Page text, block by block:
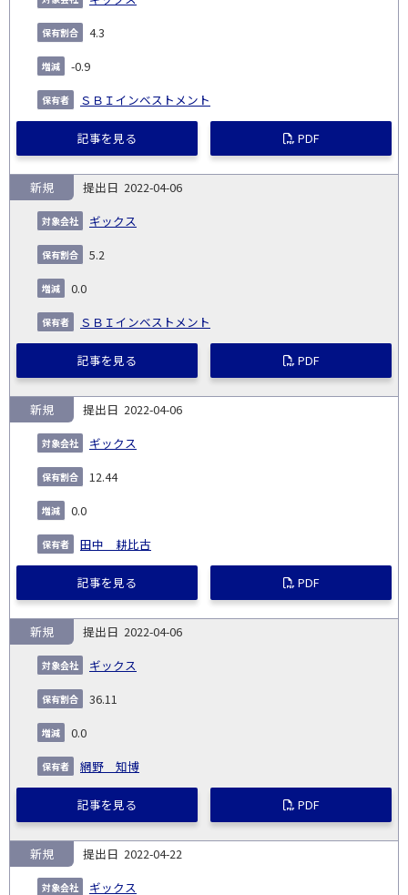
4.3
-0.9
ＳＢＩインベストメント
記事を見る PDF
2022-04-06
ギックス
新規
5.2
0.0
ＳＢＩインベストメント
記事を見る PDF
2022-04-06
ギックス
新規
12.44
0.0
田中 耕比古
記事を見る PDF
2022-04-06
ギックス
新規
36.11
0.0
網野 知博
記事を見る PDF
2022-04-22
ギックス
新規